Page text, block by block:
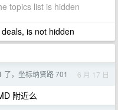
topics list is hidden
is not hidden
了，坐标纳贤路 701 6 月 17 日
附近么